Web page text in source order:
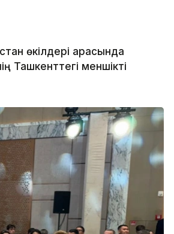
өкілдері арасында
Ташкенттегі меншікті